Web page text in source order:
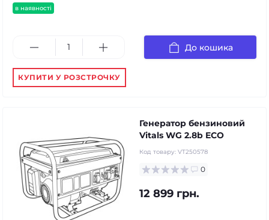
в наявності
До кошика
КУПИТИ У РОЗСТРОЧКУ
Генератор бензиновий
Vitals WG 2.8b ECO
Код товару: VT250578
0
12 899 грн.